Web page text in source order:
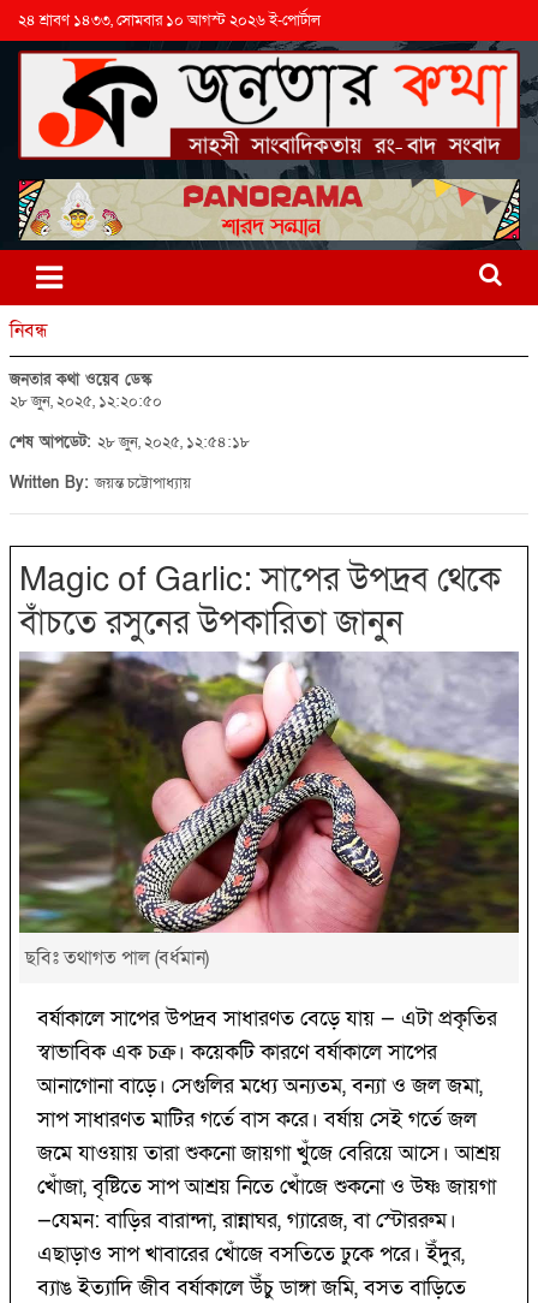
২৪ শ্রাবণ ১৪৩৩, সোমবার ১০ আগস্ট ২০২৬ ই-পোর্টাল
নিবন্ধ
জনতার কথা ওয়েব ডেস্ক
২৮ জুন, ২০২৫, ১২:২০:৫০
শেষ আপডেট: ২৮ জুন, ২০২৫, ১২:৫৪:১৮
Written By:জয়ন্ত চট্টোপাধ্যায়
Magic of Garlic: সাপের উপদ্রব থেকে
বাঁচতে রসুনের উপকারিতা জানুন
ছবিঃ তথাগত পাল (বর্ধমান)
বর্ষাকালে সাপের উপদ্রব সাধারণত বেড়ে যায় — এটা প্রকৃতির
স্বাভাবিক এক চক্র। কয়েকটি কারণে বর্ষাকালে সাপের
আনাগোনা বাড়ে। সেগুলির মধ্যে অন্যতম, বন্যা ও জল জমা,
সাপ সাধারণত মাটির গর্তে বাস করে। বর্ষায় সেই গর্তে জল
জমে যাওয়ায় তারা শুকনো জায়গা খুঁজে বেরিয়ে আসে। আশ্রয়
খোঁজা, বৃষ্টিতে সাপ আশ্রয় নিতে খোঁজে শুকনো ও উষ্ণ জায়গা
—যেমন: বাড়ির বারান্দা, রান্নাঘর, গ্যারেজ, বা স্টোররুম।
এছাড়াও সাপ খাবারের খোঁজে বসতিতে ঢুকে পরে। ইঁদুর,
ব্যাঙ ইত্যাদি জীব বর্ষাকালে উঁচু ডাঙ্গা জমি, বসত বাড়িতে